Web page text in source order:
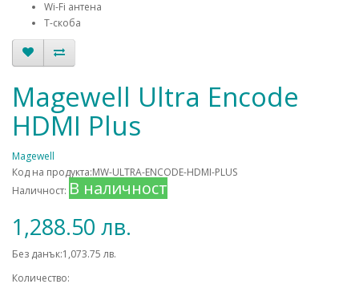
Wi-Fi антена
T-скоба
Magewell Ultra Encode
HDMI Plus
Magewell
Код на продукта:MW-ULTRA-ENCODE-HDMI-PLUS
Наличност: В наличност
1,288.50 лв.
Без данък:1,073.75 лв.
Количество: